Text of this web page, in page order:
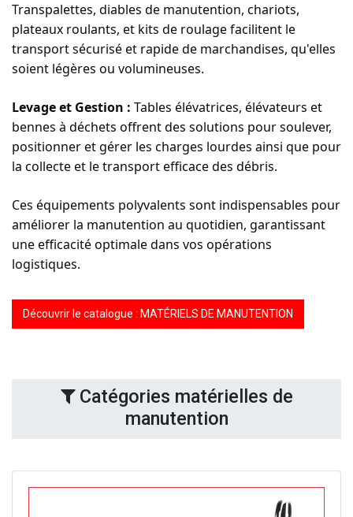
Transpalettes, diables de manutention, chariots,
plateaux roulants, et kits de roulage facilitent le
transport sécurisé et rapide de marchandises, qu'elles
soient légères ou volumineuses.
Levage et Gestion : Tables élévatrices, élévateurs et
bennes à déchets offrent des solutions pour soulever,
positionner et gérer les charges lourdes ainsi que pour
la collecte et le transport efficace des débris.
Ces équipements polyvalents sont indispensables pour
améliorer la manutention au quotidien, garantissant
une efficacité optimale dans vos opérations
logistiques.
Découvrir le catalogue : MATÉRIELS DE MANUTENTION
Catégories matérielles de
manutention